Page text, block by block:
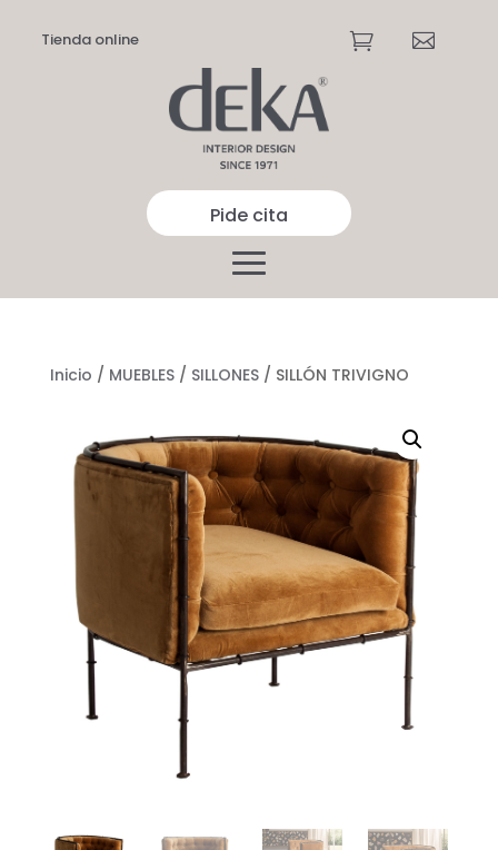
Tienda online  
Pide cita
Inicio / MUEBLES/ SILLONES/ SILLÓN TRIVIGNO